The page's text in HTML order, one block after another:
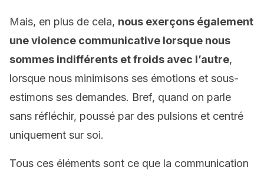
Mais, en plus de cela, nous exerçons également
une violence communicative lorsque nous
sommes indifférents et froids avec l’autre,
lorsque nous minimisons ses émotions et sous-
estimons ses demandes. Bref, quand on parle
sans réfléchir, poussé par des pulsions et centré
uniquement sur soi.
Tous ces éléments sont ce que la communication